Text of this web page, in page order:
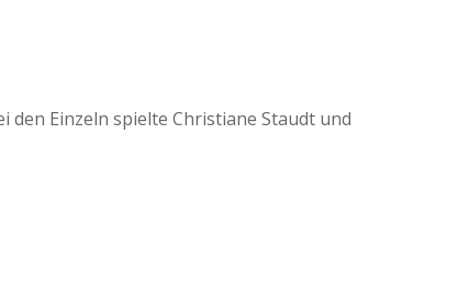
den Einzeln spielte Christiane Staudt und